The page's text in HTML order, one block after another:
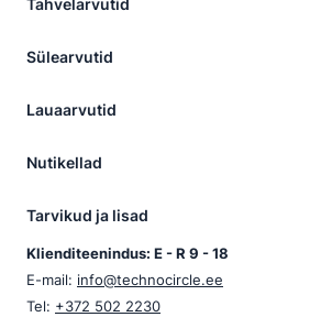
Tahvelarvutid
Sülearvutid
Lauaarvutid
Nutikellad
Tarvikud ja lisad
Klienditeenindus: E - R 9 - 18
E-mail: info@technocircle.ee
Tel: +372 502 2230